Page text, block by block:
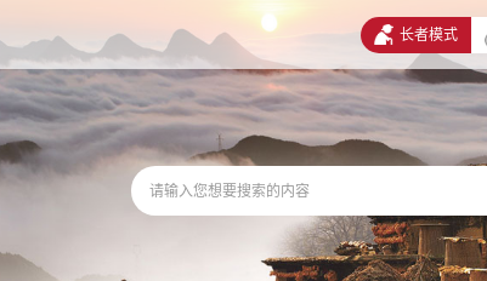
长者模式